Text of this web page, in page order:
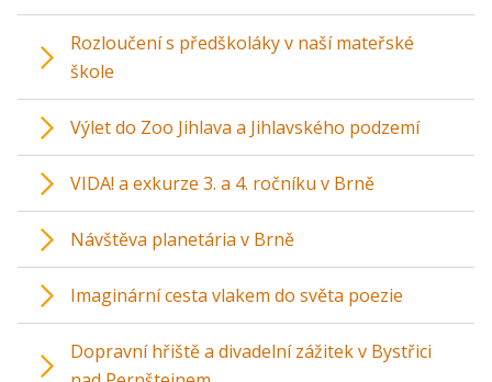
Rozloučení s předškoláky v naší mateřské
škole
Výlet do Zoo Jihlava a Jihlavského podzemí
VIDA! a exkurze 3. a 4. ročníku v Brně
Návštěva planetária v Brně
Imaginární cesta vlakem do světa poezie
Dopravní hřiště a divadelní zážitek v Bystřici